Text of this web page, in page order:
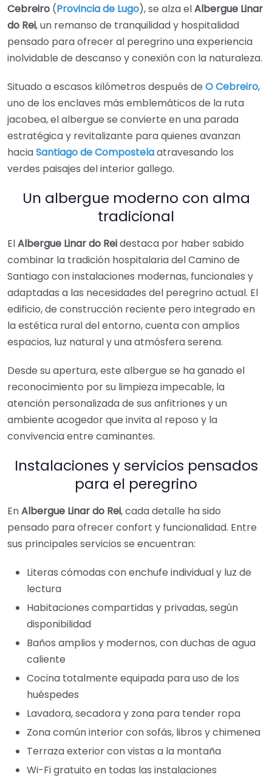
Cebreiro (Provincia de Lugo), se alza elAlbergue Linar
do Rei, un remanso de tranquilidad y hospitalidad
pensado para ofrecer al peregrino una experiencia
inolvidable de descanso y conexión con la naturaleza.
Situado a escasos kilómetros después de O Cebreiro,
uno de los enclaves más emblemáticos de la ruta
jacobea, el albergue se convierte en una parada
estratégica y revitalizante para quienes avanzan
haciaSantiago de Compostelaatravesando los
verdes paisajes del interior gallego.
Un albergue moderno con alma
tradicional
ElAlbergue Linar do Reidestaca por haber sabido
combinar la tradición hospitalaria del Camino de
Santiago con instalaciones modernas, funcionales y
adaptadas a las necesidades del peregrino actual. El
edificio, de construcción reciente pero integrado en
la estética rural del entorno, cuenta con amplios
espacios, luz natural y una atmósfera serena.
Desde su apertura, este albergue se ha ganado el
reconocimiento por su limpieza impecable, la
atención personalizada de sus anfitriones y un
ambiente acogedor que invita al reposo y la
convivencia entre caminantes.
Instalaciones y servicios pensados
para el peregrino
EnAlbergue Linar do Rei, cada detalle ha sido
pensado para ofrecer confort y funcionalidad. Entre
sus principales servicios se encuentran:
Literas cómodas con enchufe individual y luz de
lectura
Habitaciones compartidas y privadas, según
disponibilidad
Baños amplios y modernos, con duchas de agua
caliente
Cocina totalmente equipada para uso de los
huéspedes
Lavadora, secadora y zona para tender ropa
Zona común interior con sofás, libros y chimenea
Terraza exterior con vistas a la montaña
Wi-Fi gratuito en todas las instalaciones